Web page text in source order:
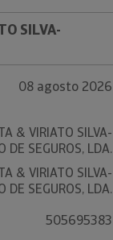
SILVA-
08 agosto 2026
& VIRIATO SILVA-
DE SEGUROS, LDA.
& VIRIATO SILVA-
DE SEGUROS, LDA.
505695383